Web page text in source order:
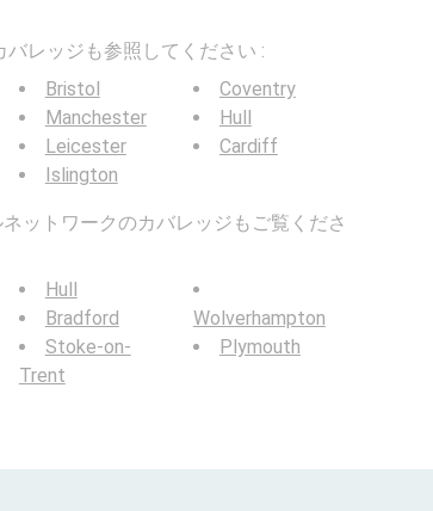
レッジも参照してください :
Bristol
Manchester
Leicester
Islington
Coventry
Hull
Cardiff
ットワークのカバレッジもご覧くださ
Hull
Bradford
Stoke-on-
Trent
Wolverhampton
Plymouth